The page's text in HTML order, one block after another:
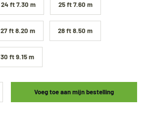
24 ft 7.30 m 25 ft 7.60 m
27 ft 8.20 m 28 ft 8.50 m
30 ft 9.15 m
Voeg toe aan mijn bestelling